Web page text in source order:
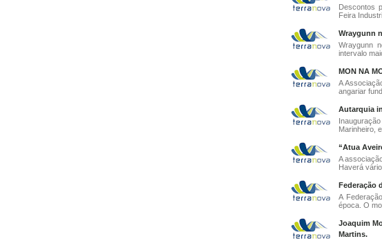
Descontos
Feira
Wraygunn
Wraygunn
intervalo
MON NA
A
angariar
Autarquia
Marinheiro,
“Atua
A
Haverá
Federação
A
época. O
Joaquim
Martins.